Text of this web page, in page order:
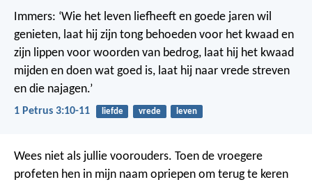
Immers: ‘Wie het leven liefheeft en goede jaren wil
genieten, laat hij zijn tong behoeden voor het kwaad en
zijn lippen voor woorden van bedrog, laat hij het kwaad
mijden en doen wat goed is, laat hij naar vrede streven
en die najagen.’
1 Petrus 3:10-11 liefde vrede leven
Wees niet als jullie voorouders. Toen de vroegere
profeten hen in mijn naam opriepen om terug te keren